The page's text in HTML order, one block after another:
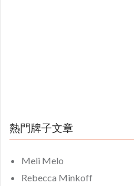
熱門牌子文章
Meli Melo
Rebecca Minkoff